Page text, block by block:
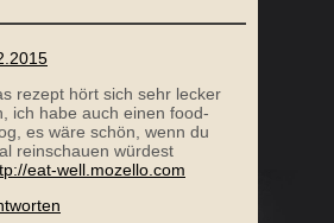
rezept hört sich sehr lecker
ich habe auch einen food-
es wäre schön, wenn du
reinschauen würdest
eat-well.mozello.com